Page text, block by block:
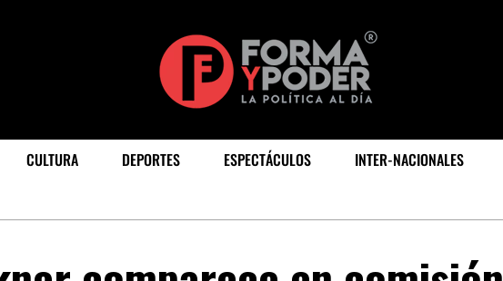
CULTURA DEPORTES ESPECTÁCULOS INTER-NACIONALES